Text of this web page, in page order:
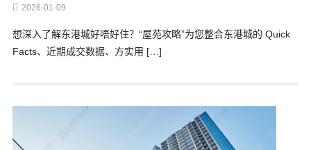
2026-01-09
想深入了解东港城好唔好住？“屋苑攻略”为您整合东港城的 Quick
Facts、近期成交数据、方实用 […]